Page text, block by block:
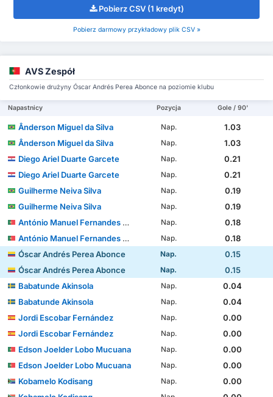
Pobierz CSV (1 kredyt)
Pobierz darmowy przykładowy plik CSV »
AVS Zespół
Członkowie drużyny Óscar Andrés Perea Abonce na poziomie klubu
Napastnicy Pozycja Gole / 90'
Ânderson Miguel da Silva Nap.
1.03
Ânderson Miguel da Silva
Nap.
1.03
Diego Ariel Duarte Garcete
Nap.
0.21
Diego Ariel Duarte Garcete
Nap.
0.21
Guilherme Neiva Silva
Nap.
0.19
Guilherme Neiva Silva
Nap.
0.19
António Manuel Fernandes Mendes
Nap.
0.18
António Manuel Fernandes Mendes
Nap.
0.18
Óscar Andrés Perea Abonce
Nap.
0.15
Óscar Andrés Perea Abonce
Nap.
0.15
Babatunde Akinsola
Nap.
0.04
Babatunde Akinsola
Nap.
0.04
Jordi Escobar Fernández
Nap.
0.00
Jordi Escobar Fernández
Nap.
0.00
Edson Joelder Lobo Mucuana
Nap.
0.00
Edson Joelder Lobo Mucuana
Nap.
0.00
Kobamelo Kodisang
Nap.
0.00